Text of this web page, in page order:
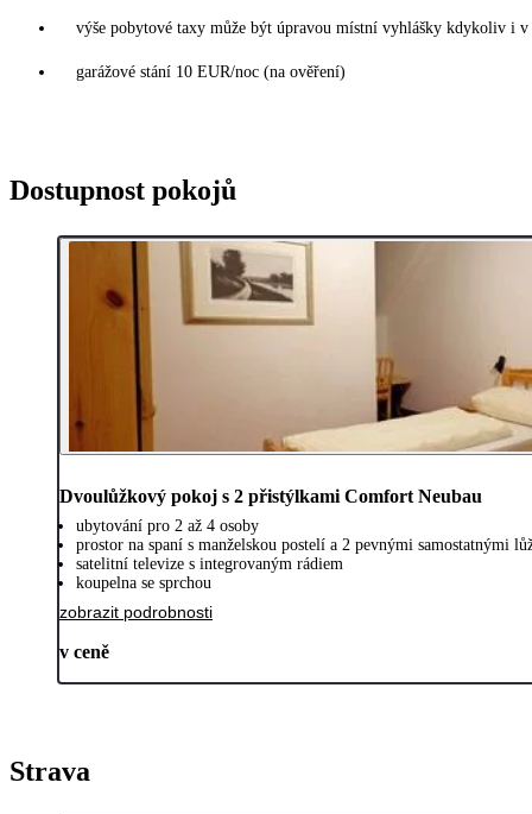
výše pobytové taxy může být úpravou místní vyhlášky kdykoliv i v
garážové stání 10 EUR/noc (na ověření)
Dostupnost pokojů
Dvoulůžkový pokoj s 2 přistýlkami Comfort Neubau
ubytování pro 2 až 4 osoby
prostor na spaní s manželskou postelí a 2 pevnými samostatnými
satelitní televize s integrovaným rádiem
koupelna se sprchou
zobrazit podrobnosti
v ceně
Strava